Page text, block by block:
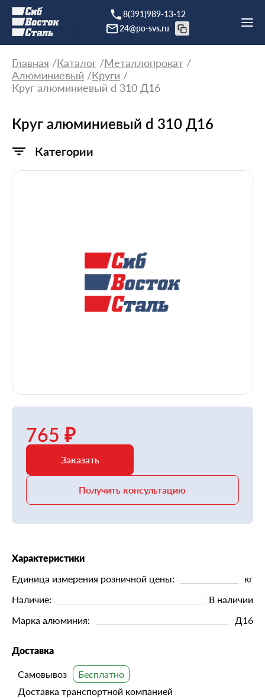
8(391)989-13-12
24@po-svs.ru
Главная Каталог
Металлопрокат
Алюминиевый
Круги
Круг алюминиевый d 310 Д16
Круг алюминиевый d 310 Д16
Категории
765 ₽
Заказать
Получить консультацию
Характеристики
Единица измерения розничной цены:
кг
Наличие:
В наличии
Марка алюминия:
Д16
Доставка
Самовывоз
Доставка транспортной компанией